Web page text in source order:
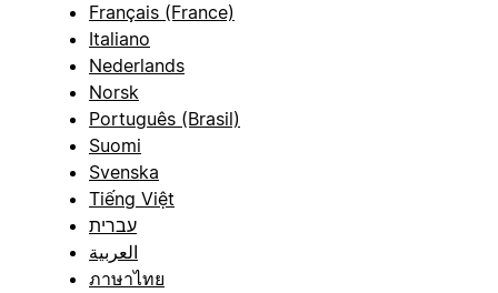
Français (France)
Italiano
Nederlands
Norsk
Português (Brasil)
Suomi
Svenska
Tiếng Việt
עברית
العربية
ภาษาไทย